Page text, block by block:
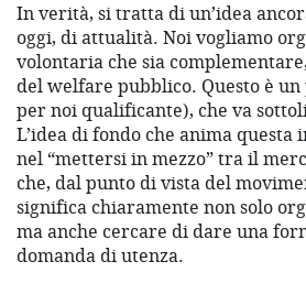
In verità, si tratta di un’idea
oggi, di attualità. Noi vogliamo
volontaria che sia
del welfare pubblico. Questo è
per noi qualificante), che va
L’idea di fondo che anima questa
nel “mettersi in mezzo” tra il
che, dal punto di vista del
significa chiaramente non solo
ma anche cercare di dare una
domanda di utenza.